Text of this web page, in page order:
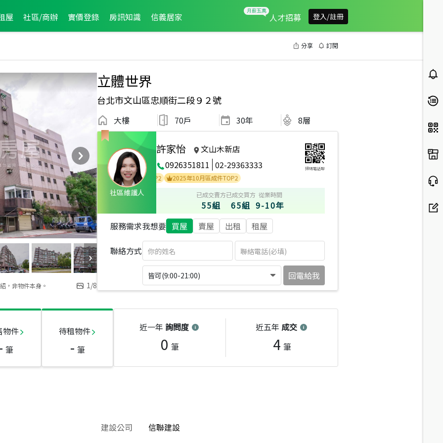
屋 社區/商辦 實價登錄 房訊知識 信義居家 人才招募 登入/註冊
分享 訂閱
，非物件本身。 1/8
立體世界
台北市文山區忠順街二段９２號
大樓 70戶 30年 8層
社區維護人
許家怡
文山木新店
0926351811 02-29363333 掃碼電話聊
2025年10月區業績TOP3 2026年5月區成件TOP2
2025年10月區成件TOP2
已成交賣方
55組
已成交買方
65組
從業時間
9-10年
服務需求我想要 買屋 賣屋 出租 租屋
聯絡方式
皆可(9:00-21:00) 回電給我
物件
筆
待租物件
- 筆
近一年 詢問度
0 筆
近五年 成交
4 筆
建設公司 信聯建設